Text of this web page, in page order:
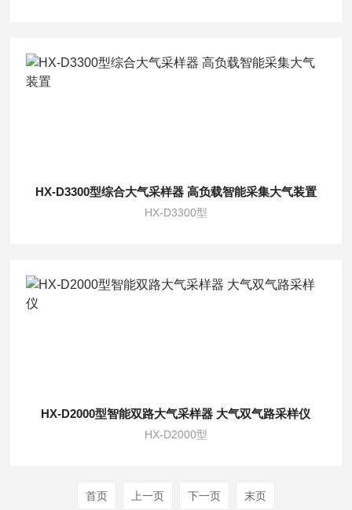
HX-D3300型综合大气采样器 高负载智能采集大气装置
HX-D3300型
HX-D2000型智能双路大气采样器 大气双气路采样仪
HX-D2000型
首页 上一页 下一页 末页